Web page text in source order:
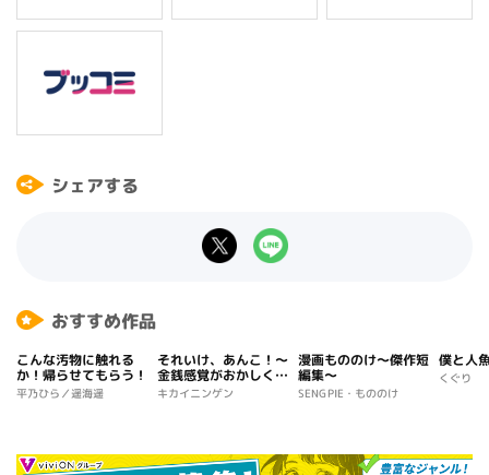
シェアする
おすすめ作品
こんな汚物に触れる
か！帰らせてもらう！
平乃ひら／遥海遥
それいけ、あんこ！～
金銭感覚がおかしくな
った女子の実態～
キカイニンゲン
漫画もののけ～傑作短
編集～
SENGPIE・もののけ
僕と人
くぐり